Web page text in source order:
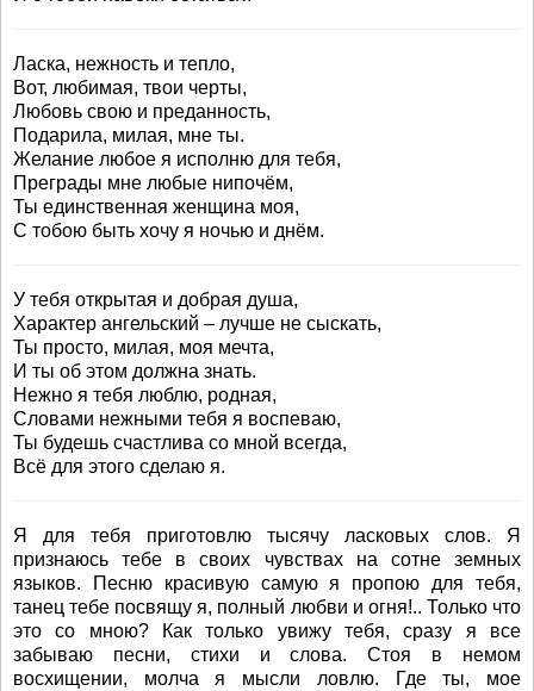
Ласка, нежность и тепло,
Вот, любимая, твои черты,
Любовь свою и преданность,
Подарила, милая, мне ты.
Желание любое я исполню для тебя,
Преграды мне любые нипочём,
Ты единственная женщина моя,
С тобою быть хочу я ночью и днём.
У тебя открытая и добрая душа,
Характер ангельский – лучше не сыскать,
Ты просто, милая, моя мечта,
И ты об этом должна знать.
Нежно я тебя люблю, родная,
Словами нежными тебя я воспеваю,
Ты будешь счастлива со мной всегда,
Всё для этого сделаю я.
Я для тебя приготовлю тысячу ласковых слов. Я
признаюсь тебе в своих чувствах на сотне земных
языков. Песню красивую самую я пропою для тебя,
танец тебе посвящу я, полный любви и огня!.. Только что
это со мною? Как только увижу тебя, сразу я все
забываю песни, стихи и слова. Стоя в немом
восхищении, молча я мысли ловлю. Где ты, мое